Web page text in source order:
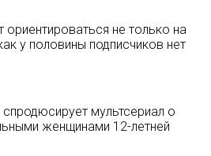
ориентироваться не только на
у половины подписчиков нет
мультсериал о
женщинами 12-летней